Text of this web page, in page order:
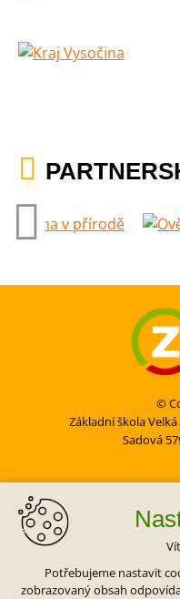
Potřebujeme nastavit
zobrazovaný obsah
©
Základní škola
Sadová